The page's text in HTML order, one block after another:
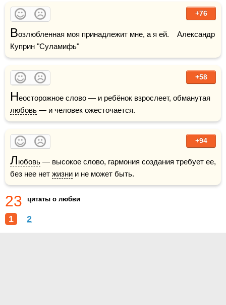
+76
Возлюбленная моя принадлежит мне, а я ей.    Александр
Куприн "Суламифь"
+58
Н
любовь — и человек ожесточается.
+94
Любовь — высокое слово, гармония создания требует ее,
без нее нет жизни и не может быть.
23 цитаты о любви
1 2